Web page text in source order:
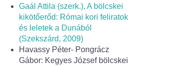
Gaál Attila (szerk.), A bölcskei
kikötőerőd: Római kori feliratok
és leletek a Dunából
(Szekszárd, 2009)
Havassy Péter- Pongrácz
Gábor: Kegyes József bölcskei